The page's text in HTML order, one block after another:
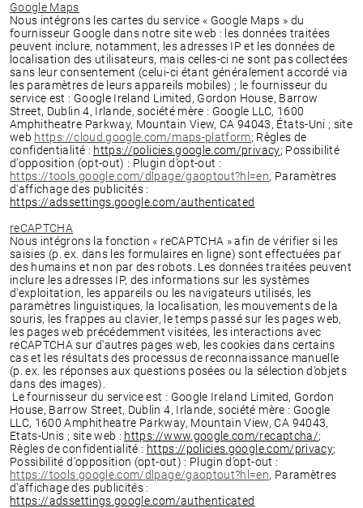
Google Maps
Nous intégrons les cartes du service « Google Maps » du
fournisseur Google dans notre site web : les données traitées
peuvent inclure, notamment, les adresses IP et les données de
localisation des utilisateurs, mais celles-ci ne sont pas collectées
sans leur consentement (celui-ci étant généralement accordé via
les paramètres de leurs appareils mobiles) ; le fournisseur du
service est : Google Ireland Limited, Gordon House, Barrow
Street, Dublin 4, Irlande, société mère : Google LLC, 1600
Amphitheatre Parkway, Mountain View, CA 94043, États-Uni ; site
web https://cloud.google.com/maps-platform; Règles de
confidentialité : https://policies.google.com/privacy; Possibilité
d'opposition (opt-out) : Plugin d’opt-out :
https://tools.google.com/dlpage/gaoptout?hl=en, Paramètres
d'affichage des publicités :
https://adssettings.google.com/authenticated
reCAPTCHA
Nous intégrons la fonction « reCAPTCHA » afin de vérifier si les
saisies (p. ex. dans les formulaires en ligne) sont effectuées par
des humains et non par des robots. Les données traitées peuvent
inclure les adresses IP, des informations sur les systèmes
d'exploitation, les appareils ou les navigateurs utilisés, les
paramètres linguistiques, la localisation, les mouvements de la
souris, les frappes au clavier, le temps passé sur les pages web,
les pages web précédemment visitées, les interactions avec
reCAPTCHA sur d'autres pages web, les cookies dans certains
cas et les résultats des processus de reconnaissance manuelle
(p. ex. les réponses aux questions posées ou la sélection d’objets
dans des images).
Le fournisseur du service est : Google Ireland Limited, Gordon
House, Barrow Street, Dublin 4, Irlande, société mère : Google
LLC, 1600 Amphitheatre Parkway, Mountain View, CA 94043,
Etats-Unis ; site web : https://www.google.com/recaptcha/;
Règles de confidentialité : https://policies.google.com/privacy;
Possibilité d'opposition (opt-out) : Plugin d’opt-out :
https://tools.google.com/dlpage/gaoptout?hl=en, Paramètres
d'affichage des publicités :
https://adssettings.google.com/authenticated